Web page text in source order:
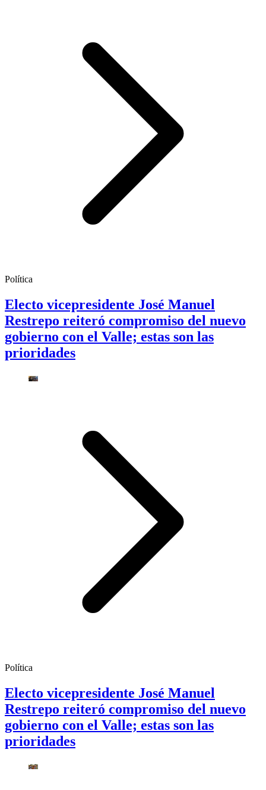
Política
Electo vicepresidente José Manuel
Restrepo reiteró compromiso del nuevo
gobierno con el Valle; estas son las
prioridades
Política
Electo vicepresidente José Manuel
Restrepo reiteró compromiso del nuevo
gobierno con el Valle; estas son las
prioridades